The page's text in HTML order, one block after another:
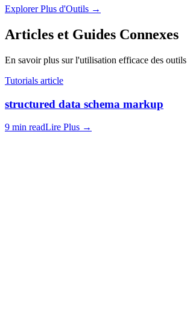
Explorer Plus d'Outils →
Articles et Guides Connexes
En savoir plus sur l'utilisation efficace des outils
Tutorials article
structured data schema markup
9 min readLire Plus →